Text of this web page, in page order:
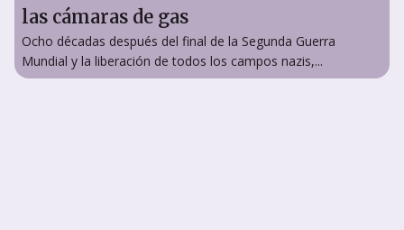
las cámaras de gas
Ocho décadas después del final de la Segunda Guerra
Mundial y la liberación de todos los campos nazis,...